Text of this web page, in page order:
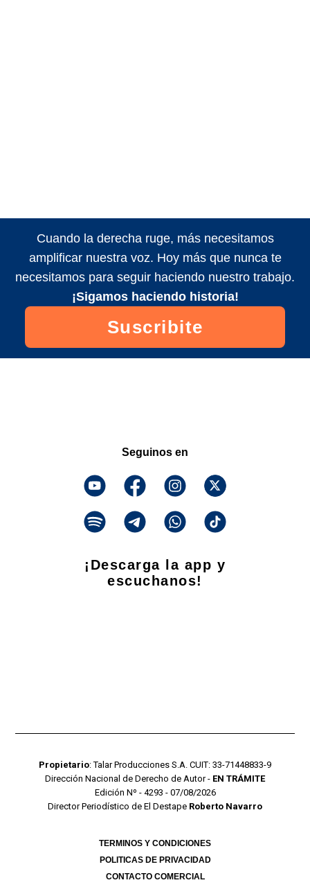
Cuando la derecha ruge, más necesitamos
amplificar nuestra voz. Hoy más que nunca te
necesitamos para seguir haciendo nuestro trabajo.
¡Sigamos haciendo historia!
Suscribite
Seguinos en
¡Descarga la app y
escuchanos!
Propietario: Talar Producciones S.A. CUIT: 33-71448833-9
Dirección Nacional de Derecho de Autor - EN TRÁMITE
Edición Nº - 4293 - 07/08/2026
Director Periodístico de El Destape Roberto Navarro
TERMINOS Y CONDICIONES
POLITICAS DE PRIVACIDAD
CONTACTO COMERCIAL